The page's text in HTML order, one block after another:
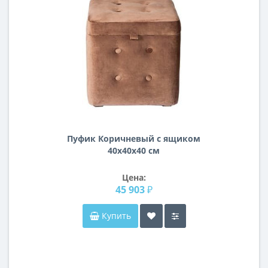
Пуфик Коричневый с ящиком
40х40х40 см
Цена:
45 903 ₽
Купить